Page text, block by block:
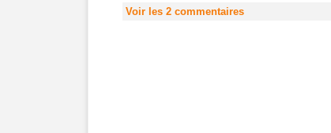
Voir les 2 commentaires